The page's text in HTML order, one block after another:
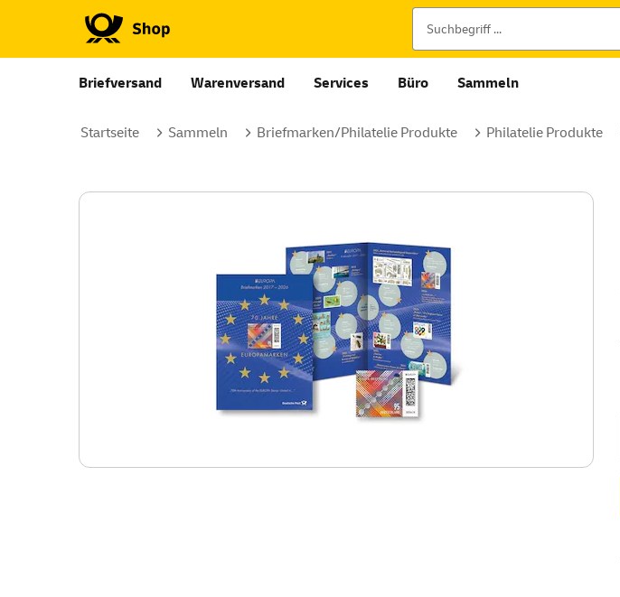
Briefversand Warenversand Services Büro Sammeln
Startseite Sammeln Briefmarken/Philatelie Produkte Philatelie Produkte